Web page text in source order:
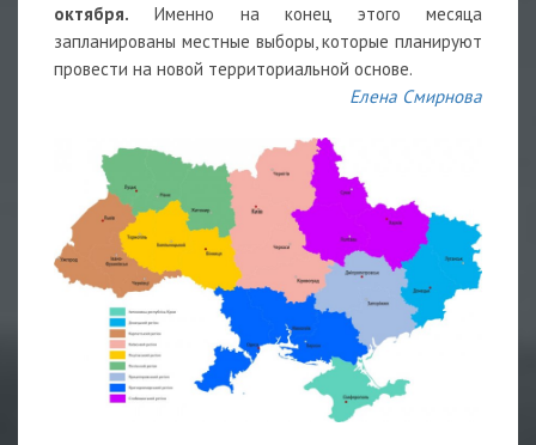
октября. Именно на конец этого месяца
запланированы местные выборы, которые планируют
провести на новой территориальной основе.
Елена Смирнова